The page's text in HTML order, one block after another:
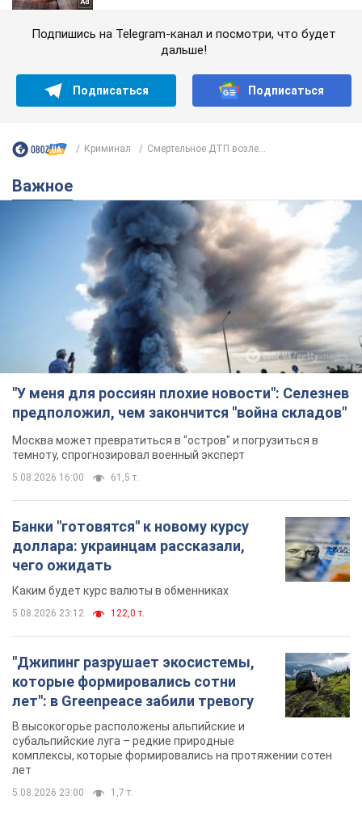
Подпишись на Telegram-канал и посмотри, что будет
дальше!
Подписаться Подписаться
Криминал Смертельное ДТП возле...
Важное
"У меня для россиян плохие новости": Селезнев
предположил, чем закончится "война складов"
Москва может превратиться в "остров" и погрузиться в
темноту, спрогнозировал военный эксперт
5.08.2026 16:00 61,5 т.
Банки "готовятся" к новому курсу
доллара: украинцам рассказали,
чего ожидать
Каким будет курс валюты в обменниках
5.08.2026 23:12 122,0 т.
"Джипинг разрушает экосистемы,
которые формировались сотни
лет": в Greenpeace забили тревогу
В высокогорье расположены альпийские и
субальпийские луга – редкие природные
комплексы, которые формировались на протяжении сотен
лет
5.08.2026 23:00 1,7 т.